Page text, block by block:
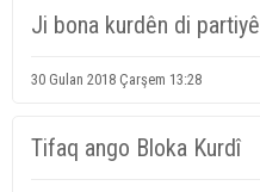
Ji bona kurdên di
30 Gulan 2018 Çarşem 13:28
Tifaq ango Bloka Kurdî